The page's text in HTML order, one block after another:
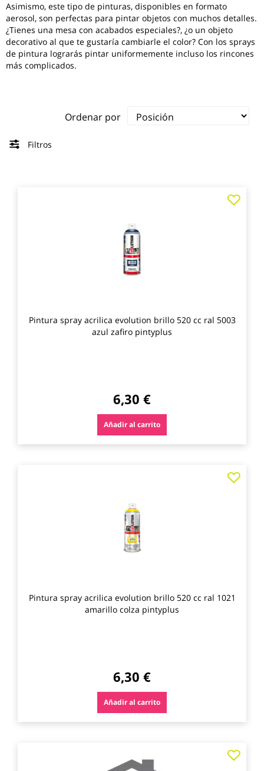
Asimismo, este tipo de pinturas, disponibles en formato
aerosol, son perfectas para pintar objetos con muchos detalles.
¿Tienes una mesa con acabados especiales?, ¿o un objeto
decorativo al que te gustaría cambiarle el color? Con los sprays
de pintura lograrás pintar uniformemente incluso los rincones
más complicados.
Ordenar por
Filtros
Pintura spray acrilica evolution brillo 520 cc ral 5003
azul zafiro pintyplus
6,30 €
Añadir al carrito
Pintura spray acrilica evolution brillo 520 cc ral 1021
amarillo colza pintyplus
6,30 €
Añadir al carrito